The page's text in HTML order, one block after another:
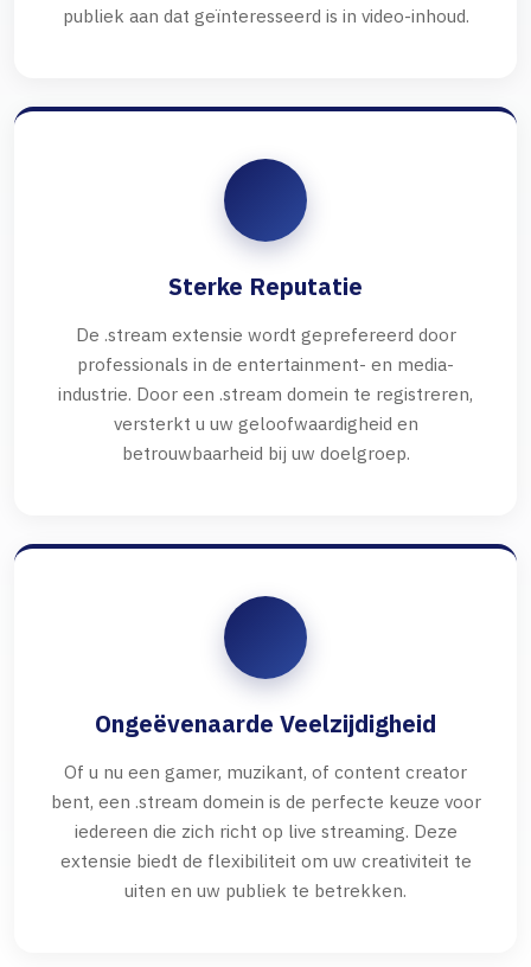
publiek aan dat geïnteresseerd is in video-inhoud.
Sterke Reputatie
De .stream extensie wordt geprefereerd door
professionals in de entertainment- en media-
industrie. Door een .stream domein te registreren,
versterkt u uw geloofwaardigheid en
betrouwbaarheid bij uw doelgroep.
Ongeëvenaarde Veelzijdigheid
Of u nu een gamer, muzikant, of content creator
bent, een .stream domein is de perfecte keuze voor
iedereen die zich richt op live streaming. Deze
extensie biedt de flexibiliteit om uw creativiteit te
uiten en uw publiek te betrekken.